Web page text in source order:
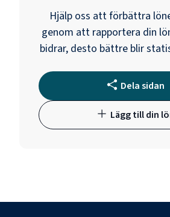
Hjälp oss att förbättra
genom att rapportera din
bidrar, desto bättre blir
Dela sidan
Lägg till din